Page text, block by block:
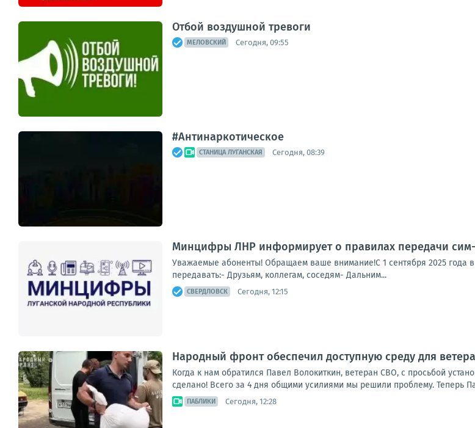
Отбой воздушной тревоги
МЕЛОВСКИЙ Сегодня, 09:55
#Антинаркотическое
СТАНИЦА ЛУГАНСКАЯ Сегодня, 08:39
Минцифры ЛНР информирует о правилах передачи
Уважаемые абоненты! Обращаем ваше внимание!С 1 сентября 2025 года
передавать:- Друзьям, коллегам, соседям- Дальним...
СВЕРДЛОВСК Сегодня, 12:15
Народный фронт обеспечил доступную среду для
Когда к нам обратился Павел Волокиткин, ветеран СВО, с просьбой
сделано! Всего за 4 дня общими усилиями мы решили проблему. Теперь
ПАБЛИКИ Сегодня, 12:28